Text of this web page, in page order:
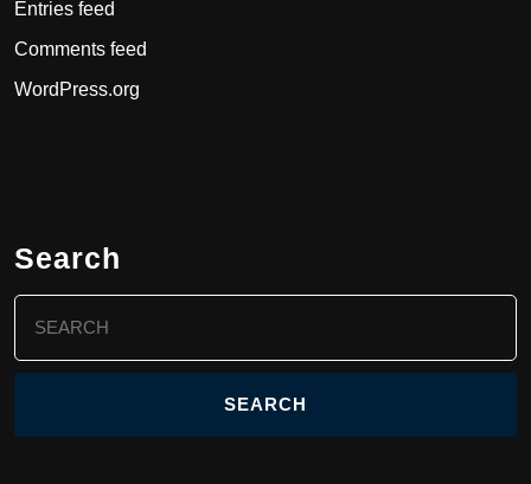
Entries feed
Comments feed
WordPress.org
Search
for: